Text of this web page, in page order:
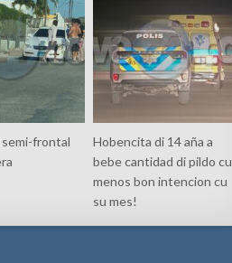
frontal
Hobencita di 14 aña a
bebe cantidad di pildo cu
menos bon intencion cu
su mes!